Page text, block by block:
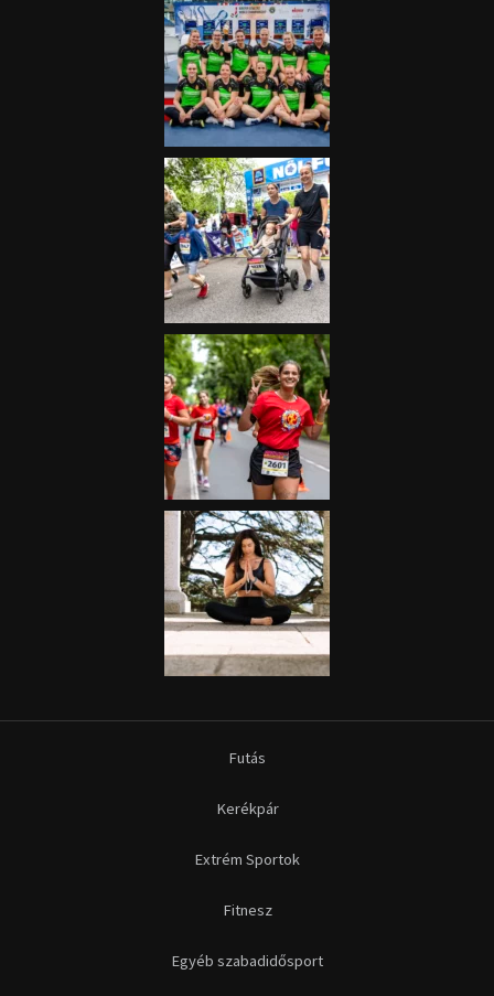
Futás
Kerékpár
Extrém Sportok
Fitnesz
Egyéb szabadidősport